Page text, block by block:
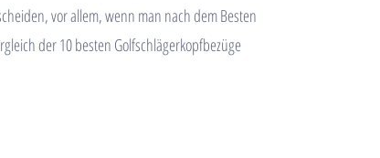
vor allem, wenn man nach dem Besten
der 10 besten Golfschlägerkopfbezüge